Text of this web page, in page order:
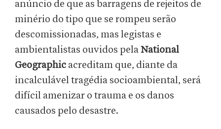
anúncio de que as barragens de rejeitos de
minério do tipo que se rompeu serão
descomissionadas, mas legistas e
ambientalistas ouvidos pela National
Geographic acreditam que, diante da
incalculável tragédia socioambiental, será
difícil amenizar o trauma e os danos
causados pelo desastre.